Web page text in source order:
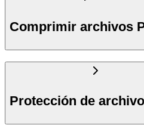
Comprimir archivos
Protección de